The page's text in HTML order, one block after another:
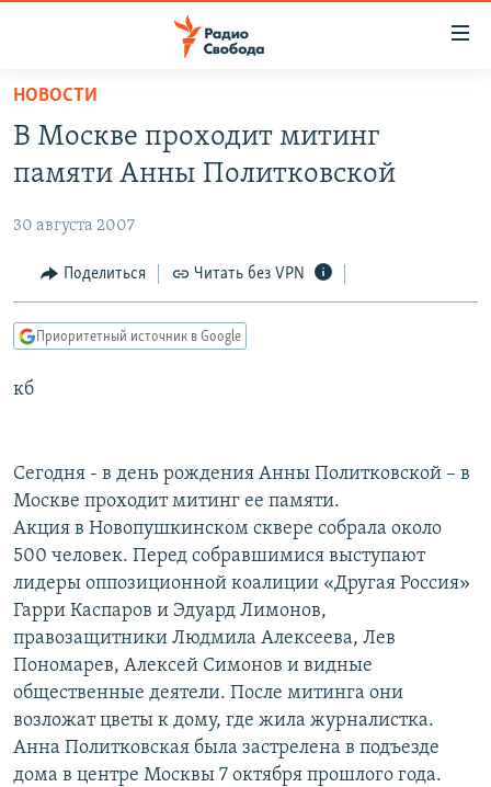
упрощенного
доступа
основному
Вернутся
главной
навигации
Вернутся
ЦИТАТЫ СВОБОДЫ
МНЕНИЯ
IDEL.РЕАЛИИ
КАВКАЗ.РЕАЛИИ
СИБИРЬ.РЕАЛИИ
РАСПИСАНИЕ ВЕЩАНИЯ
ПОДПИШИТЕСЬ НА РАССЫЛКУ
СОЦИАЛЬНЫЕ СЕТИ
Все сайты РСЕ/РС
НОВОСТИ
В Москве проходит митинг
памяти Анны Политковской
30 августа 2007
Поделиться Читать без VPN
Приоритетный источник в Google
кб
Сегодня - в день рождения Анны Политковской – в
Москве проходит митинг ее памяти.
Акция в Новопушкинском сквере собрала около
500 человек. Перед собравшимися выступают
лидеры оппозиционной коалиции «Другая Россия»
Гарри Каспаров и Эдуард Лимонов,
правозащитники Людмила Алексеева, Лев
Пономарев, Алексей Симонов и видные
общественные деятели. После митинга они
возложат цветы к дому, где жила журналистка.
Анна Политковская была застрелена в подъезде
дома в центре Москвы 7 октября прошлого года.